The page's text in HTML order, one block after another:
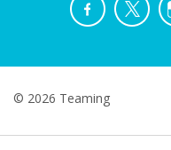
© 2026 Teaming